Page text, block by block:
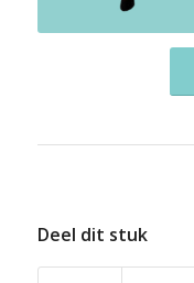
Deel dit stuk